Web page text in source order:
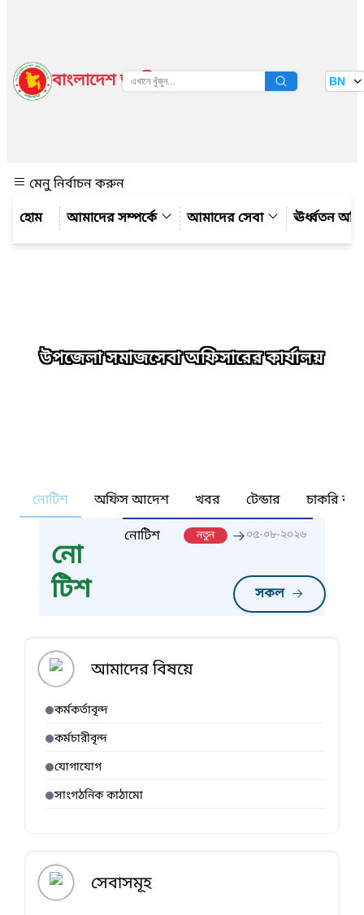
বাংলাদেশ জাতীয় তথ্য বাতায়ন BN
মেনু নির্বাচন করুন
আমাদের সম্পর্কে
আমাদের সেবা ঊর্ধ্বতন
উপজেলা সমাজসেবা অফিসারের কার্যালয়
নোটিশ অফিস আদেশ খবর টেন্ডার চাকরি
নো
টিশ
সকল
নোটিশ নতুন ০৫-০৮-২০২৬
আমাদের বিষয়ে
কর্মকর্তাবৃন্দ
কর্মচারীবৃন্দ
যোগাযোগ
সাংগঠনিক কাঠামো
সেবাসমূহ